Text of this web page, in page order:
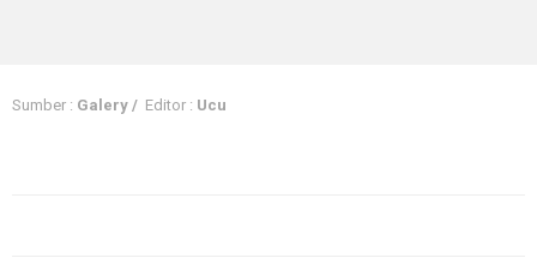
Sumber : Galery / Editor : Ucu